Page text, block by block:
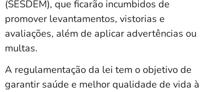
(SESDEM), que ficarão incumbidos de
promover levantamentos, vistorias e
avaliações, além de aplicar advertências ou
multas.
A regulamentação da lei tem o objetivo de
garantir saúde e melhor qualidade de vida à